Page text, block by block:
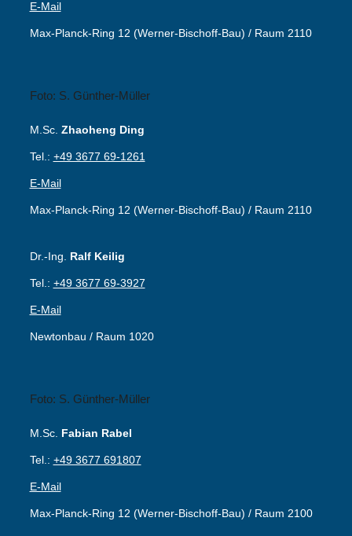
E-Mail
Max-Planck-Ring 12 (Werner-Bischoff-Bau) / Raum 2110
Foto: S. Günther-Müller
M.Sc. Zhaoheng Ding
Tel.: +49 3677 69-1261
E-Mail
Max-Planck-Ring 12 (Werner-Bischoff-Bau) / Raum 2110
Dr.-Ing. Ralf Keilig
Tel.: +49 3677 69-3927
E-Mail
Newtonbau / Raum 1020
Foto: S. Günther-Müller
M.Sc. Fabian Rabel
Tel.: +49 3677 691807
E-Mail
Max-Planck-Ring 12 (Werner-Bischoff-Bau) / Raum 2100